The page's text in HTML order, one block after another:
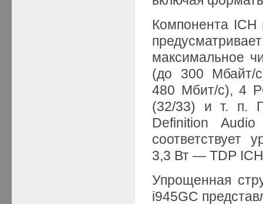
Компонента
максимальное
(до 300 Мбайт/
480 Мбит/с), 4
(32/33) и т. п.
Definition
3,3 Вт — TDP
Упрощенная
i945GС